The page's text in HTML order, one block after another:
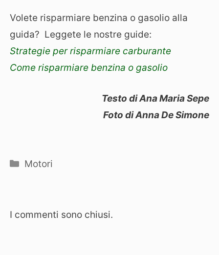
Volete risparmiare benzina o gasolio alla
guida? Leggete le nostre guide:
Strategie per risparmiare carburante
Come risparmiare benzina o gasolio
Testo di Ana Maria Sepe
Foto di Anna De Simone
Categorie
Motori
I commenti sono chiusi.